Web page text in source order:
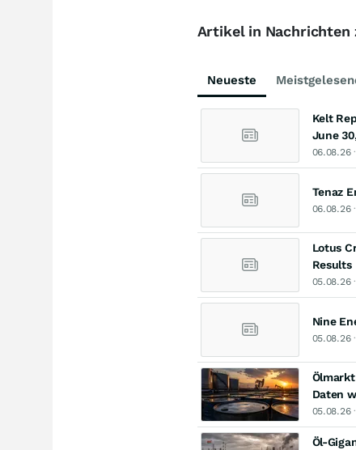
Artikel in Nachrichten
Neueste
Kelt
June
06.08.26
Tenaz
06.08.26
Lotus
Results
05.08.26
Nine
05.08.26
Daten
05.08.26
Öl-